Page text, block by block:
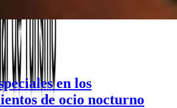
en los
de ocio nocturno